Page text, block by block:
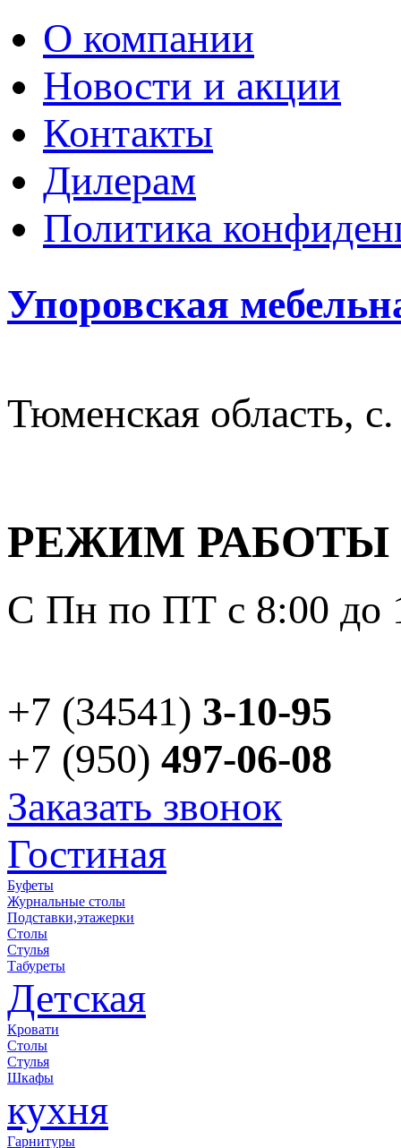
О компании
Новости и акции
Контакты
Дилерам
Политика
Упоровская
Тюменская область,
РЕЖИМ РАБОТЫ
С Пн по ПТ с 8:00 до
+7 (34541) 3-10-95
+7 (950) 497-06-08
Заказать звонок
Гостиная
Буфеты
Журнальные столы
Подставки,этажерки
Столы
Стулья
Табуреты
Детская
Кровати
Столы
Стулья
Шкафы
кухня
Гарнитуры